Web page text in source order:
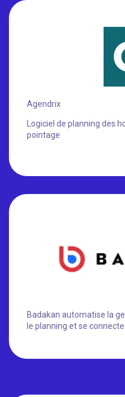
Agendrix
Logiciel de planning des
pointage
Badakan automatise la
le planning et se connecte